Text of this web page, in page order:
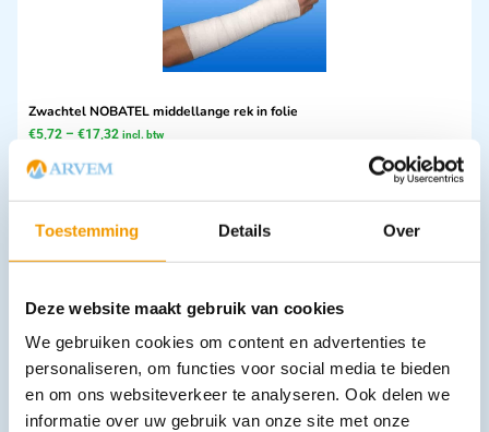
Toestemming Details Over
Deze website maakt gebruik van cookies
We gebruiken cookies om content en advertenties te
personaliseren, om functies voor social media te bieden
en om ons websiteverkeer te analyseren. Ook delen we
informatie over uw gebruik van onze site met onze
Zwachtel NOBATEL middellange rek in folie
€5,72 – €17,32 incl. btw
5.25 excl. btw
Leverbaar